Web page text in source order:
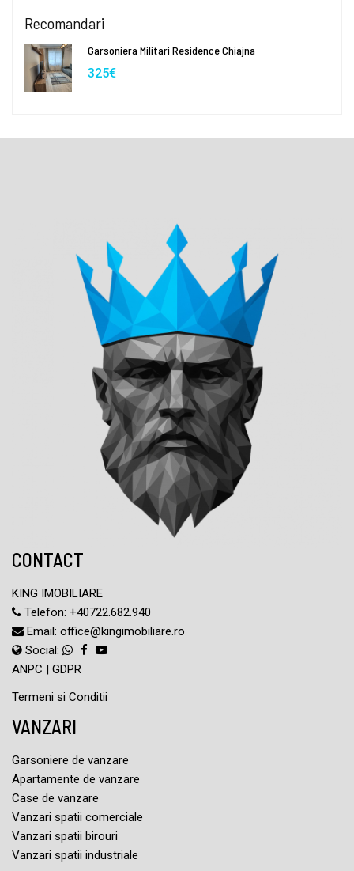
Recomandari
Garsoniera Militari Residence Chiajna
325€
CONTACT
KING IMOBILIARE
Telefon: +40722.682.940
Email: office@kingimobiliare.ro
Social:
ANPC | GDPR
Termeni si Conditii
VANZARI
Garsoniere de vanzare
Apartamente de vanzare
Case de vanzare
Vanzari spatii comerciale
Vanzari spatii birouri
Vanzari spatii industriale